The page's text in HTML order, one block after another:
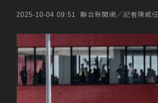
2025-10-04 09:51 聯合新聞網／記者陳威